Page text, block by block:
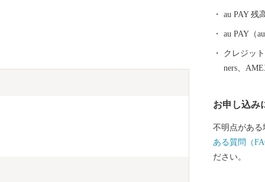
au PAY 残
au PAY（
クレジッ
ners、
お申し込み
不明点があ
ある質問（
ださい。